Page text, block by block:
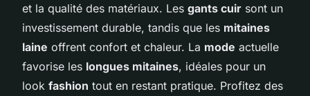
et la qualité des matériaux. Les gants cuir sont un
investissement durable, tandis que les mitaines
laine offrent confort et chaleur. La mode actuelle
favorise les longues mitaines, idéales pour un
look fashion tout en restant pratique. Profitez des